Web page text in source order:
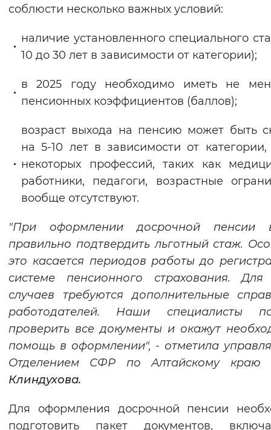
соблюсти несколько важных условий:
наличие установленного специального
10 до 30 лет в зависимости от категории);
в 2025 году необходимо иметь не
пенсионных коэффициентов (баллов);
возраст выхода на пенсию может быть
на 5-10 лет в зависимости от
некоторых профессий, таких как
работники, педагоги, возрастные
вообще отсутствуют.
"При оформлении досрочной пенсии
правильно подтвердить льготный стаж.
это касается периодов работы до
системе пенсионного страхования. Для
случаев требуются дополнительные
работодателей. Наши специалисты
проверить все документы и окажут
помощь в оформлении", - отметила
Отделением СФР по Алтайскому краю
Клиндухова.
Для оформления досрочной пенсии
подготовить пакет документов,